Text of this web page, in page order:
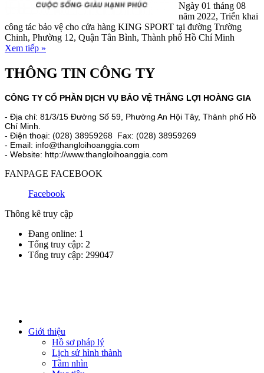
Ngày 01 tháng 08
năm 2022, Triển khai
công tác bảo vệ cho cửa hàng KING SPORT tại đường Trường
Chinh, Phường 12, Quận Tân Bình, Thành phố Hồ Chí Minh
Xem tiếp »
THÔNG TIN CÔNG TY
CÔNG TY CỔ PHẦN DỊCH VỤ BẢO VỆ THẮNG LỢI HOÀNG GIA
- Địa chỉ: 81/3/15 Đường Số 59, Phường An Hội Tây, Thành phố Hồ
Chí Minh.
- Điện thoại: (028) 38959268 Fax: (028) 38959269
- Email: info@thangloihoanggia.com
- Website: http://www.thangloihoanggia.com
FANPAGE FACEBOOK
Facebook
Thông kê truy cập
Đang online: 1
Tổng truy cập: 2
Tổng truy cập: 299047
Giới thiệu
Hồ sơ pháp lý
Lịch sử hình thành
Tầm nhìn